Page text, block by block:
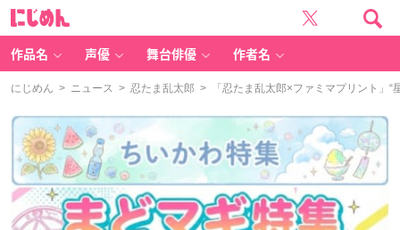
作品名 声優 舞台俳優 作者名
にじめん > ニュース > 忍たま乱太郎 > 「忍たま乱太郎×ファミマプリント」“